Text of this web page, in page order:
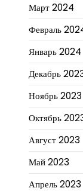
Март 2024
Февраль
Январь 2024
Декабрь
Ноябрь 2023
Октябрь
Август 2023
Май 2023
Апрель 2023